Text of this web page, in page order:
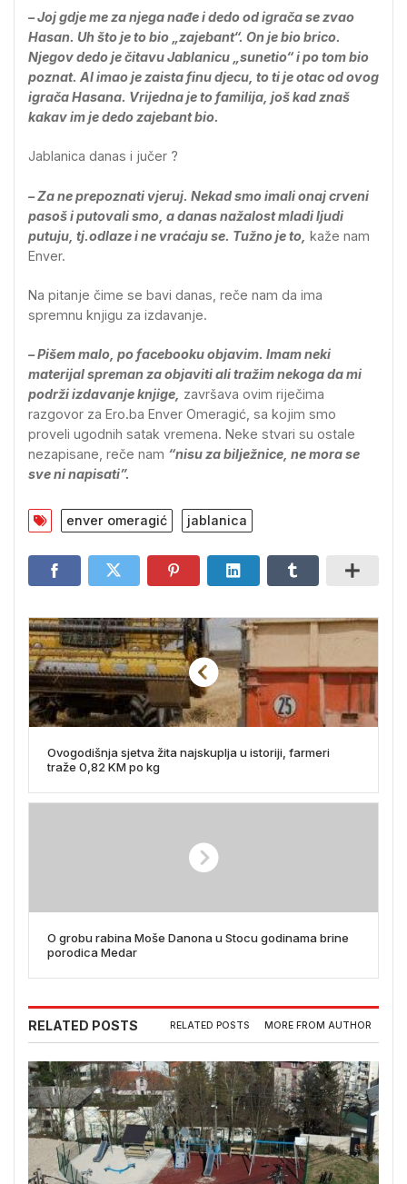
– Joj gdje me za njega nađe i dedo od igrača se zvao
Hasan. Uh što je to bio „zajebant“. On je bio brico.
Njegov dedo je čitavu Jablanicu „sunetio“ i po tom bio
poznat. Al imao je zaista finu djecu, to ti je otac od ovog
igrača Hasana. Vrijedna je to familija, još kad znaš
kakav im je dedo zajebant bio.
Jablanica danas i jučer ?
– Za ne prepoznati vjeruj. Nekad smo imali onaj crveni
pasoš i putovali smo, a danas nažalost mladi ljudi
putuju, tj.odlaze i ne vraćaju se. Tužno je to, kaže nam
Enver.
Na pitanje čime se bavi danas, reče nam da ima
spremnu knjigu za izdavanje.
– Pišem malo, po facebooku objavim. Imam neki
materijal spreman za objaviti ali tražim nekoga da mi
podrži izdavanje knjige, završava ovim riječima
razgovor za Ero.ba Enver Omeragić, sa kojim smo
proveli ugodnih satak vremena. Neke stvari su ostale
nezapisane, reče nam “nisu za bilježnice, ne mora se
sve ni napisati”.
enver omeragić jablanica
Ovogodišnja sjetva žita najskuplja u istoriji, farmeri
traže 0,82 KM po kg
O grobu rabina Moše Danona u Stocu godinama brine
porodica Medar
RELATED POSTS RELATED POSTS MORE FROM AUTHOR